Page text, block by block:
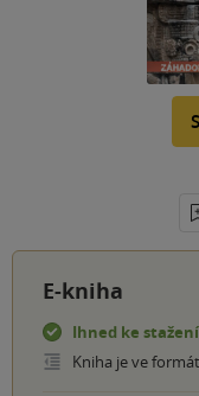
E-kniha
Ihned ke stažení
Kniha je ve